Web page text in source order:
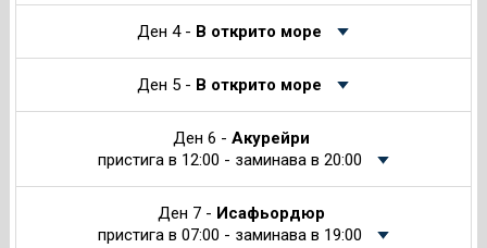
Ден 4 - В открито море
Ден 5 - В открито море
Ден 6 - Акурейри
пристига в 12:00 - заминава в 20:00
Ден 7 - Исафьордюр
пристига в 07:00 - заминава в 19:00